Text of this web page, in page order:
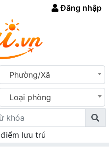
Đăng nhập
Phường/Xã
Loại phòng
điểm lưu trú